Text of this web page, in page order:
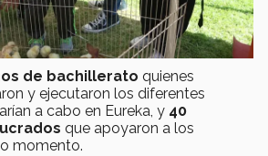
de bachillerato quienes
y ejecutaron los diferentes
a cabo en Eureka, y 40
que apoyaron a los
momento.